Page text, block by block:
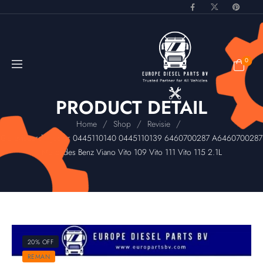
0
PRODUCT DETAIL
Home / Shop / Revisie /
Gereviseerd Injector 0445110140 0445110139 6460700287 A6460700287
Mercedes Benz Viano Vito 109 Vito 111 Vito 115 2.1L
20% OFF
REMAN